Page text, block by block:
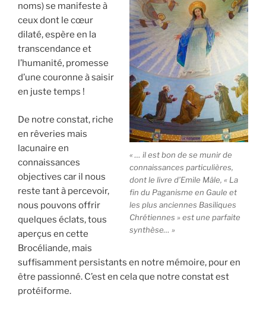
« … il est bon de se munir de
connaissances particulières,
dont le livre d’Emile Mâle, « La
fin du Paganisme en Gaule et
les plus anciennes Basiliques
Chrétiennes » est une parfaite
synthèse… »
noms) se manifeste à
ceux dont le cœur
dilaté, espère en la
transcendance et
l’humanité, promesse
d’une couronne à saisir
en juste temps !
De notre constat, riche
en rêveries mais
lacunaire en
connaissances
objectives car il nous
reste tant à percevoir,
nous pouvons offrir
quelques éclats, tous
aperçus en cette
Brocéliande, mais
suffisamment persistants en notre mémoire, pour en
être passionné. C’est en cela que notre constat est
protéiforme.